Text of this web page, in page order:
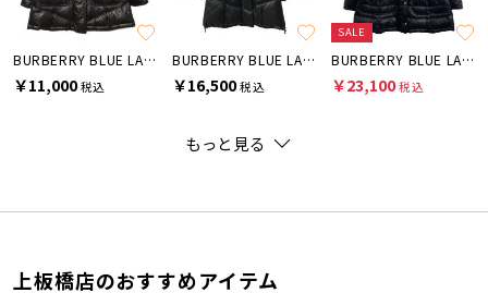
BURBERRY BLUE LABEL
￥11,000税込
BURBERRY BLUE LABEL
￥16,500税込
SALE
BURBERRY BLUE LABEL
￥23,100税込
もっと見る
上板橋店のおすすめアイテム